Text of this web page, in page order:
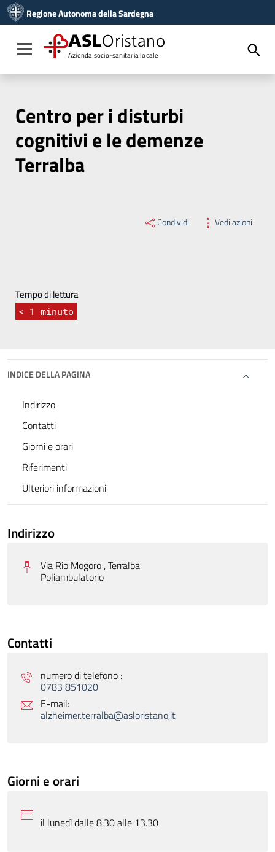
Vai al menu di navigazione
Vai al footer
Regione Autonoma della Sardegna
Toggle navigation
ASLOristano
Azienda socio-sanitaria locale
Centro per i disturbi
cognitivi e le demenze
Terralba
Condividi Vedi azioni
Tempo di lettura
< 1 minuto
INDICE DELLA PAGINA
Indirizzo
Contatti
Giorni e orari
Riferimenti
Ulteriori informazioni
Indirizzo
Via Rio Mogoro , Terralba
Poliambulatorio
Contatti
numero di telefono :
0783 851020
E-mail:
alzheimer.terralba@asloristano,it
Giorni e orari
il lunedì dalle 8.30 alle 13.30